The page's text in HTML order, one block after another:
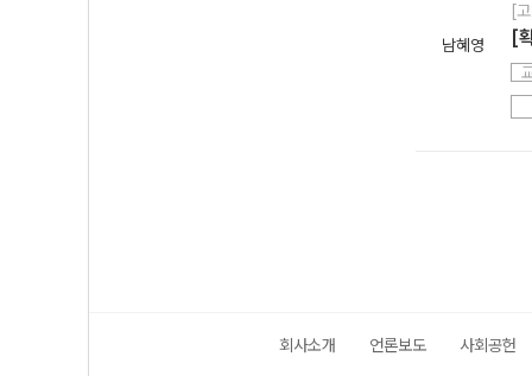
남혜영
[
[
회사소개 언론보도 사회공헌